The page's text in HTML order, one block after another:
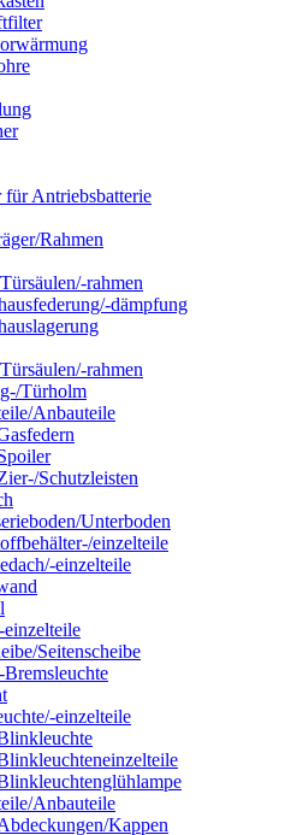
Antriebsbatterie
Rahmen
rahmen
dämpfung
rahmen
Türholm
Anbauteile
Schutzleisten
Unterboden
einzelteile
einzelteile
Seitenscheibe
Bremsleuchte
einzelteile
Anbauteile
Kappen